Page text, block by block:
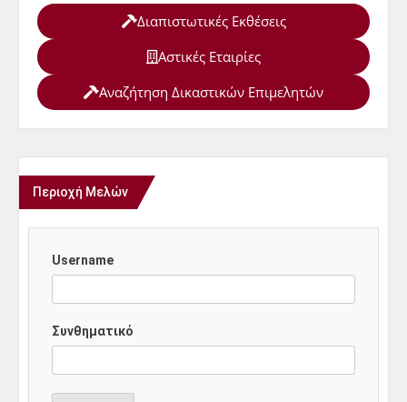
Διαπιστωτικές Εκθέσεις
Αστικές Εταιρίες
Αναζήτηση Δικαστικών Επιμελητών
Περιοχή Μελών
Username
Συνθηματικό